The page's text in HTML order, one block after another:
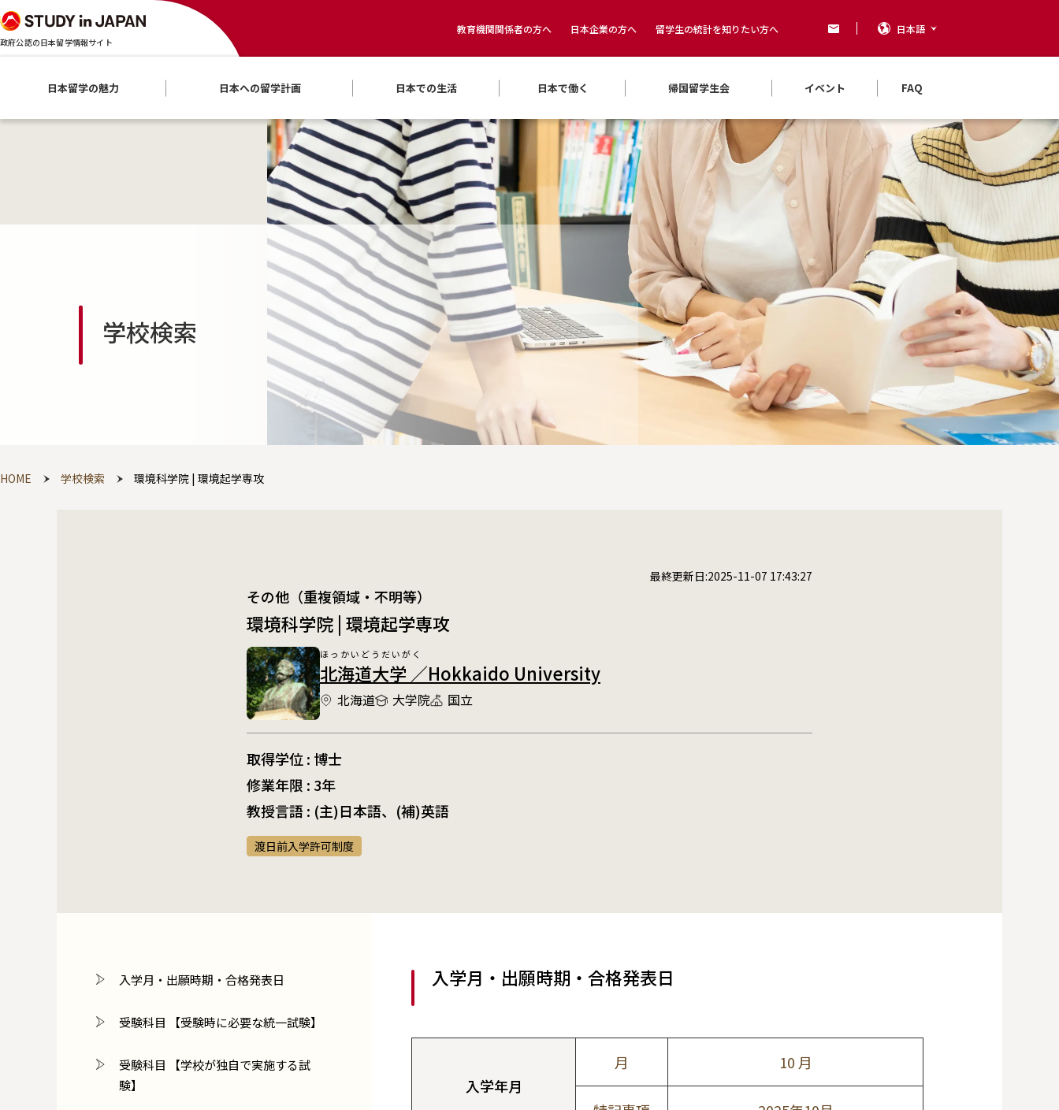
政府公認の日本留学情報サイト
教育機関関係者の方へ 日本企業の方へ 留学生の統計を知りたい方へ 日本語
日本留学の魅力 日本への留学計画 日本での生活 日本で働く 帰国留学生会 イベント FAQ
学校検索
HOME 学校検索 環境科学院 | 環境起学専攻
最終更新日:2025-11-07 17:43:27
その他（重複領域・不明等）
環境科学院 | 環境起学専攻
ほっかいどうだいがく
北海道大学 ／Hokkaido University
北海道 大学院 国立
取得学位 : 博士
修業年限 : 3年
教授言語 : (主)日本語、(補)英語
渡日前入学許可制度
入学月・出願時期・合格発表日
受験科目 【受験時に必要な統一試験】
受験科目 【学校が独自で実施する試
験】
入学月・出願時期・合格発表日
入学年月
月 10 月